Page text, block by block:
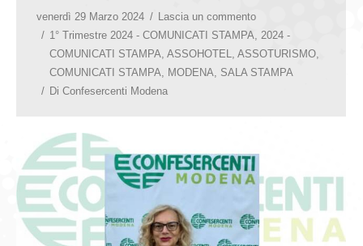
venerdì 29 Marzo 2024
Lascia un commento
1° Trimestre 2024 - COMUNICATI STAMPA
2024 -
COMUNICATI STAMPA ASSOHOTEL ASSOTURISMO
COMUNICATI STAMPA
MODENA
SALA STAMPA
Di Confesercenti Modena